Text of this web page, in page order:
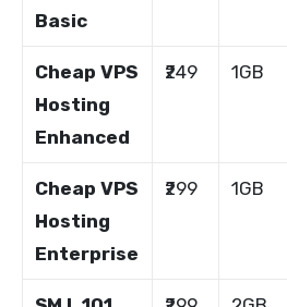
Basic
Cheap VPS
Hosting
Enhanced
₹249 1GB
Cheap VPS
Hosting
Enterprise
₹299 1GB